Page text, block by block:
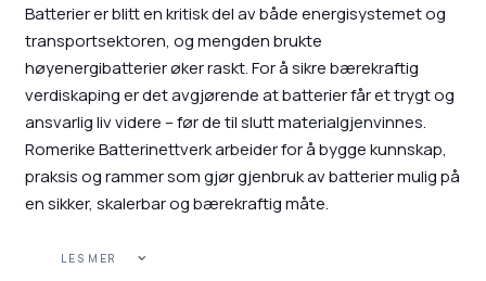
Batterier er blitt en kritisk del av både energisystemet og
transportsektoren, og mengden brukte
høyenergibatterier øker raskt. For å sikre bærekraftig
verdiskaping er det avgjørende at batterier får et trygt og
ansvarlig liv videre – før de til slutt materialgjenvinnes.
Romerike Batterinettverk arbeider for å bygge kunnskap,
praksis og rammer som gjør gjenbruk av batterier mulig på
en sikker, skalerbar og bærekraftig måte.
LES MER